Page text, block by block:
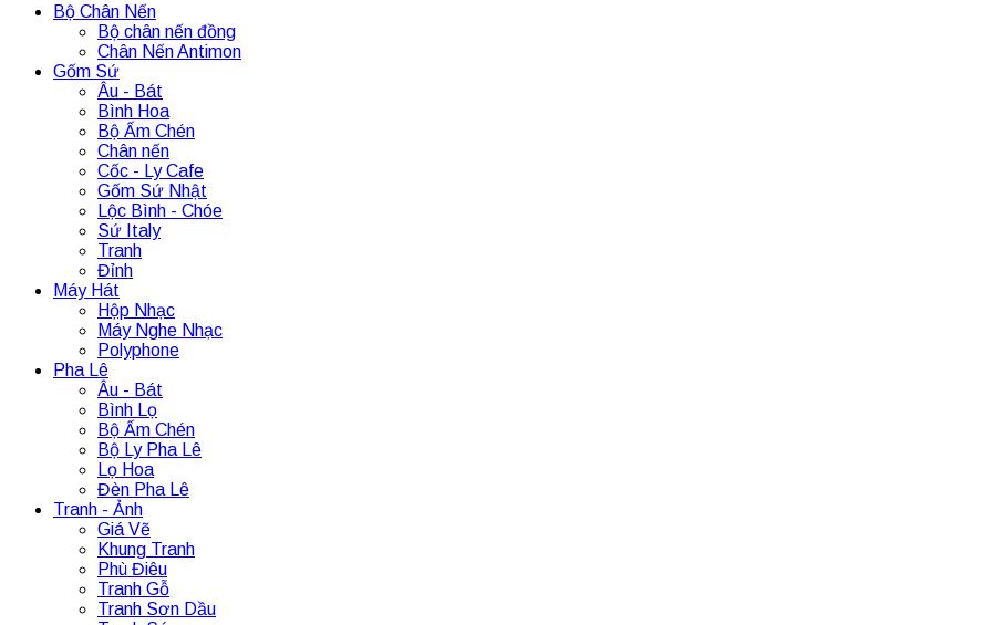
Bộ Chân Nến
Bộ chân nến đồng
Chân Nến Antimon
Gốm Sứ
Âu - Bát
Bình Hoa
Bộ Ấm Chén
Chân nến
Cốc - Ly Cafe
Gốm Sứ Nhật
Lộc Bình - Chóe
Sứ Italy
Tranh
Đỉnh
Máy Hát
Hộp Nhạc
Máy Nghe Nhạc
Polyphone
Pha Lê
Âu - Bát
Bình Lọ
Bộ Ấm Chén
Bộ Ly Pha Lê
Lọ Hoa
Đèn Pha Lê
Tranh - Ảnh
Giá Vẽ
Khung Tranh
Phù Điêu
Tranh Gỗ
Tranh Sơn Dầu